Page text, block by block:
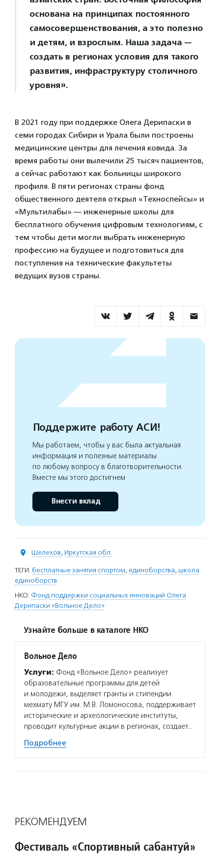
основана на принципах постоянного
самосовершенствования, а это полезно
и детям, и взрослым. Наша задача —
создать в регионах условия для такого
развития, инфраструктуру столичного
уровня».
В 2021 году при поддержке Олега Дерипаски в
семи городах Сибири и Урала были построены
медицинские центры для лечения ковида. За
время работы они вылечили 25 тысяч пациентов,
а сейчас работают как больницы широкого
профиля. В пяти регионах страны фонд
общественного деятеля открыл «Техноспейсы» и
«Мультилабы» — инженерные школы для
бесплатного обучения цифровым технологиям, с
тем чтобы дети могли выбрать инженерную
профессию на будущее и подготовиться для
поступления на технические факультеты
ведущих вузов страны.
Поддержите работу АСИ!
Мы работаем, чтобы у вас была актуальная
информация и полезные материалы
по любому вопросу в благотворительности.
Вместе мы этого достигнем
Внести вклад
Шелехов, Иркутская обл.
ТЕГИ: бесплатные занятия спортом, единоборства, школа
единоборств
НКО: Фонд поддержки социальных инноваций Олега
Дерипаски «Вольное Дело»
Узнайте больше в каталоге НКО
Вольное Дело
Услуги: Фонд «Вольное Дело» реализует
образовательные программы для детей
и молодежи, выделяет гранты и стипендии
мехмату МГУ им. М.В. Ломоносова, поддерживает
исторические и археологические институты,
проводит культурные акции в регионах, создает…
Подробнее
РЕКОМЕНДУЕМ
Фестиваль «Спортивный сабантуй»